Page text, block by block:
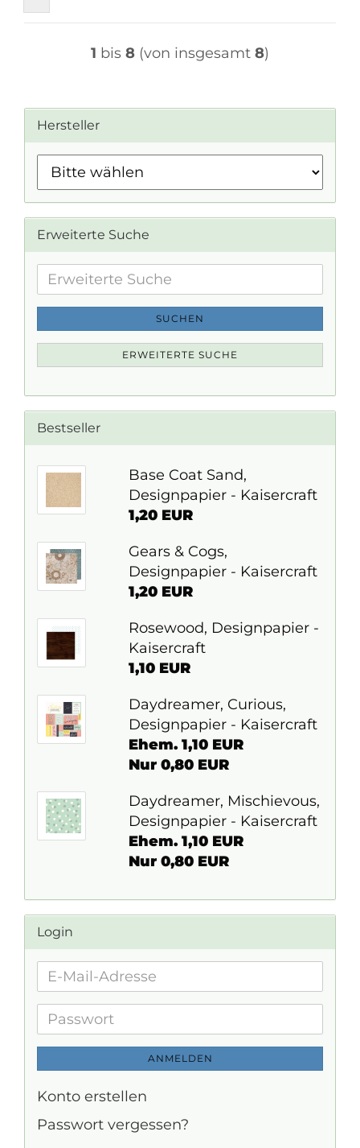
1 bis 8 (von insgesamt 8)
Hersteller
Erweiterte Suche
Erweiterte
Suche
SUCHEN
ERWEITERTE SUCHE
Bestseller
Base Coat Sand,
Designpapier - Kaisercraft
1,20 EUR
Gears & Cogs,
Designpapier - Kaisercraft
1,20 EUR
Rosewood, Designpapier -
Kaisercraft
1,10 EUR
Daydreamer, Curious,
Designpapier - Kaisercraft
Ehem. 1,10 EUR
Nur 0,80 EUR
Daydreamer, Mischievous,
Designpapier - Kaisercraft
Ehem. 1,10 EUR
Nur 0,80 EUR
Login
E-
Adresse
Passwort
ANMELDEN
Konto erstellen
Passwort vergessen?